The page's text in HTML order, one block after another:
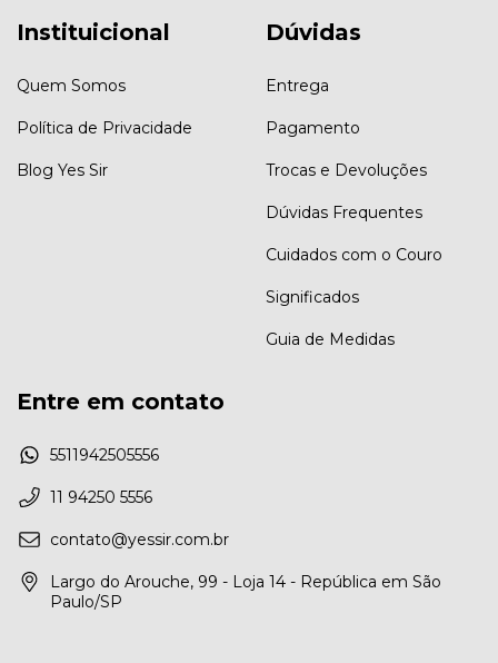
Instituicional
Quem Somos
Política de Privacidade
Blog Yes Sir
Dúvidas
Entrega
Pagamento
Trocas e Devoluções
Dúvidas Frequentes
Cuidados com o Couro
Significados
Guia de Medidas
Entre em contato
5511942505556
11 94250 5556
contato@yessir.com.br
Largo do Arouche, 99 - Loja 14 - República em São
Paulo/SP